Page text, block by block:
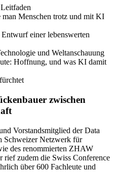
Menschen trotz und mit KI
einer lebenswerten
und Weltanschauung
Hoffnung, und was KI damit
zwischen
Vorstandsmitglied der Data
Schweizer Netzwerk für
des renommierten ZHAW
rief zudem die Swiss Conference
über 600 Fachleute und